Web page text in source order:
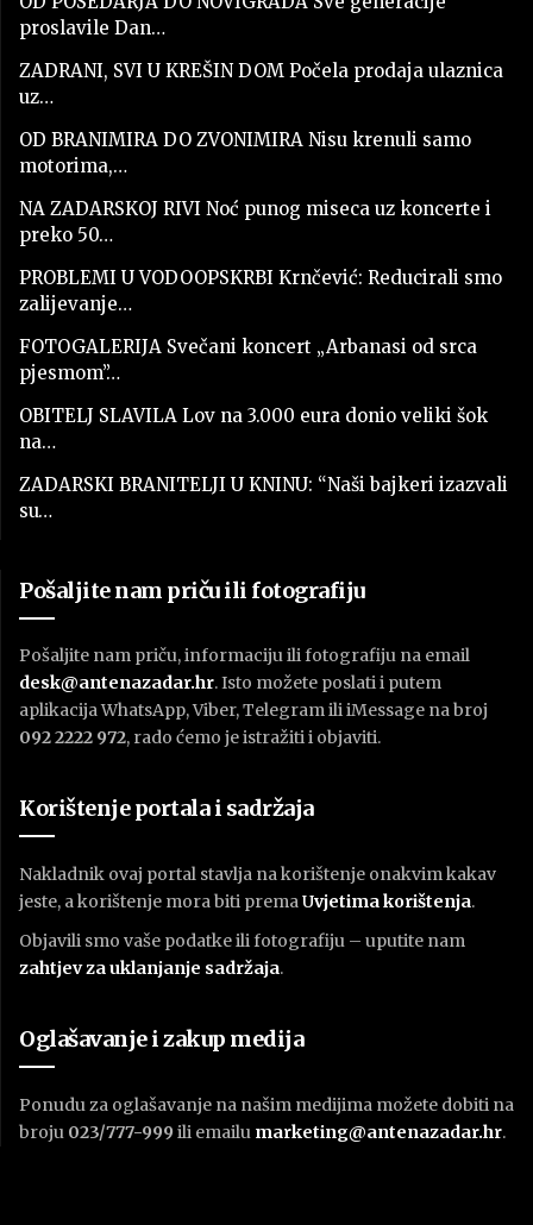
proslavile Dan…
ZADRANI, SVI U KREŠIN DOM Počela prodaja ulaznica
uz…
OD BRANIMIRA DO ZVONIMIRA Nisu krenuli samo
motorima,…
NA ZADARSKOJ RIVI Noć punog miseca uz koncerte i
preko 50…
PROBLEMI U VODOOPSKRBI Krnčević: Reducirali smo
zalijevanje…
FOTOGALERIJA Svečani koncert „Arbanasi od srca
pjesmom”…
OBITELJ SLAVILA Lov na 3.000 eura donio veliki šok
na…
ZADARSKI BRANITELJI U KNINU: “Naši bajkeri izazvali
su…
Pošaljite nam priču ili fotografiju
Pošaljite nam priču, informaciju ili fotografiju na email
desk@antenazadar.hr. Isto možete poslati i putem
aplikacija WhatsApp, Viber, Telegram ili iMessage na broj
092 2222 972, rado ćemo je istražiti i objaviti.
Korištenje portala i sadržaja
Nakladnik ovaj portal stavlja na korištenje onakvim kakav
jeste, a korištenje mora biti premaUvjetima korištenja.
Objavili smo vaše podatke ili fotografiju – uputite nam
zahtjev za uklanjanje sadržaja.
Oglašavanje i zakup medija
Ponudu za oglašavanje na našim medijima možete dobiti na
broju 023/777-999 ili emailu marketing@antenazadar.hr.